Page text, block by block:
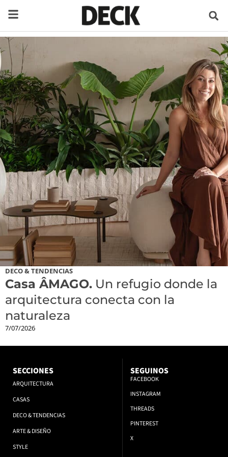
DECO & TENDENCIAS
Casa ÂMAGO. Un refugio donde la
arquitectura conecta con la
naturaleza
7/07/2026
SECCIONES
ARQUITECTURA
CASAS
DECO & TENDENCIAS
ARTE & DISEÑO
STYLE
SEGUINOS
FACEBOOK
INSTAGRAM
THREADS
PINTEREST
X